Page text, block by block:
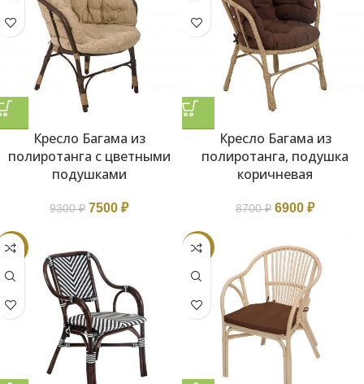
Кресло Багама из
полиротанга с цветными
подушками
9300₽ 7500 ₽
Кресло Багама из
полиротанга, подушка
коричневая
8700₽ 6900 ₽
-15% -21%